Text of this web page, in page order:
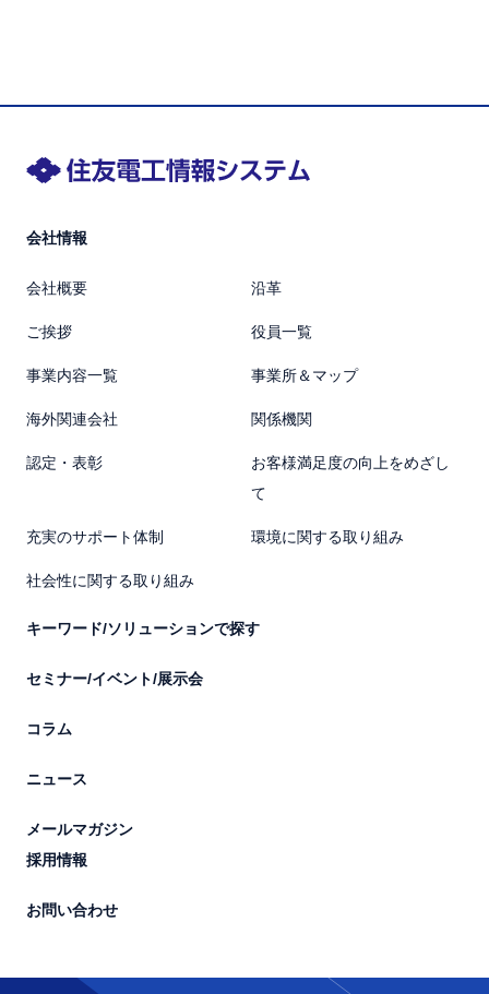
会社情報
会社概要 沿革
ご挨拶 役員一覧
事業内容一覧 事業所＆マップ
海外関連会社 関係機関
認定・表彰
お客様満足度の向上をめざし
て
充実のサポート体制 環境に関する取り組み
社会性に関する取り組み
キーワード/ソリューションで探す
セミナー/イベント/展示会
コラム
ニュース
メールマガジン
採用情報
お問い合わせ